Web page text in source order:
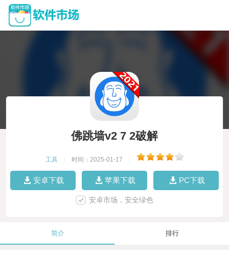
佛跳墙v2 7 2破解
工具 时间：2025-01-17
安卓下载 苹果下载 PC下载
安卓市场，安全绿色
简介 排行